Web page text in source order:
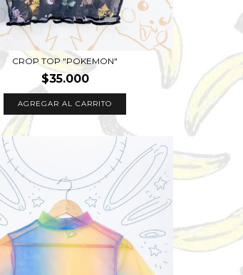
CROP TOP "POKEMON"
$35.000
AGREGAR AL CARRITO